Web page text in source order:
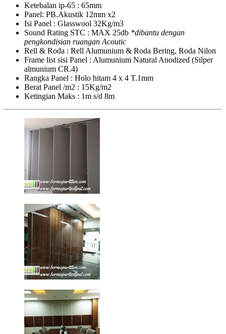
Ketebalan ip-65 : 65mm
Panel: PB.Akustik 12mm x2
Isi Panel : Glasswool 32Kg/m3
Sound Rating STC : MAX 25db *dibantu dengan
pengkondisian ruangan Acoutic
Rell & Roda : Rell Alumunium & Roda Bering, Roda Nilon
Frame list sisi Panel : Alumunium Natural Anodized (Silper
almunium CR.4)
Rangka Panel : Holo hitam 4 x 4 T.1mm
Berat Panel /m2 : 15Kg/m2
Ketingian Maks : 1m s/d 8m